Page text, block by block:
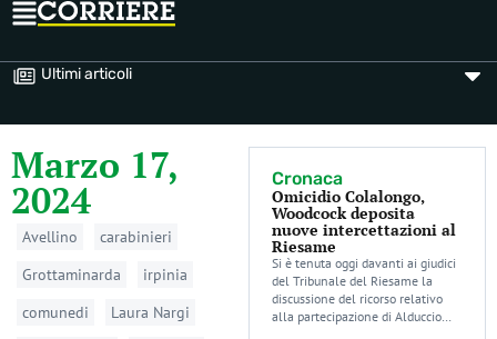
Ultimi articoli
Marzo 17,
2024
Avellino
carabinieri
Grottaminarda
irpinia
comunedi
Laura Nargi
Cronaca
Omicidio Colalongo,
Woodcock deposita
nuove intercettazioni al
Riesame
Si è tenuta oggi davanti ai giudici
del Tribunale del Riesame la
discussione del ricorso relativo
alla partecipazione di Alduccio…